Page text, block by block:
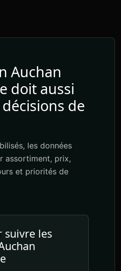
Auchan
doit aussi
de
les données
assortiment, prix,
et priorités de
suivre les